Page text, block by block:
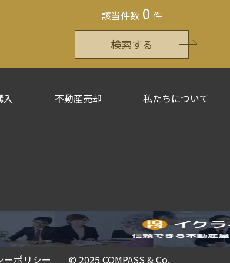
該当件数 0 件
検索する
入 不動産売却 私たちについて
ーポリシー ©︎ 2025 COMPASS & Co.